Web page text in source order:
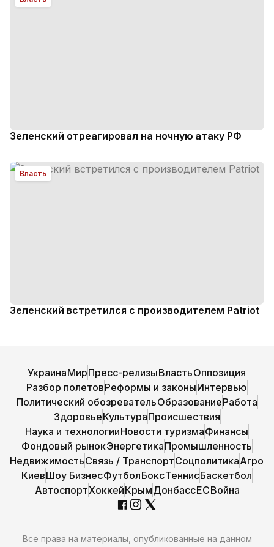
Зеленский отреагировал на ночную атаку РФ
Власть
Зеленский встретился с производителем Patriot
УкраинаМирПресс-релизыВластьОппозиция
Разбор полетовРеформы и законыИнтервью
Политический обозревательОбразованиеРабота
ЗдоровьеКультураПроисшествия
Наука и технологииНовости туризмаФинансы
Фондовый рынокЭнергетикаПромышленность
НедвижимостьСвязь / ТранспортСоцполитикаАгро
КиевШоу БизнесФутболБоксТеннисБаскетбол
АвтоспортХоккейКрымДонбассЕСВойна
Все права на материалы, опубликованные на данном